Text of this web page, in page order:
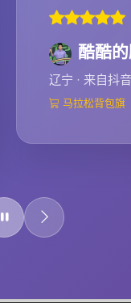
酷酷
辽宁 · 来自抖音
马拉松背包旗